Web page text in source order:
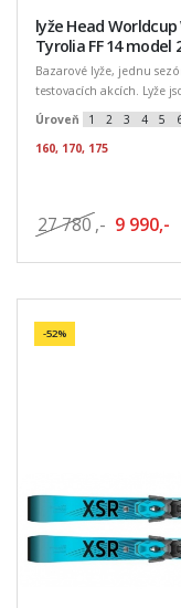
lyže Head Worldcup
Tyrolia FF 14 model
Bazarové lyže, jednu
testovacích akcích. Lyže
Úroveň
1 2 3 4 5
160, 170, 175
27 780 ,- 9 990,-
-52%